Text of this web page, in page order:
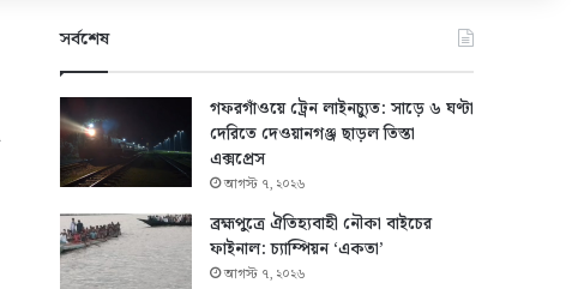
সর্বশেষ
গফরগাঁওয়ে ট্রেন লাইনচ্যুত: সাড়ে ৬ ঘণ্টা
দেরিতে দেওয়ানগঞ্জ ছাড়ল তিস্তা
এক্সপ্রেস
আগস্ট ৭, ২০২৬
ব্রহ্মপুত্রে ঐতিহ্যবাহী নৌকা বাইচের
ফাইনাল: চ্যাম্পিয়ন ‘একতা’
আগস্ট ৭, ২০২৬